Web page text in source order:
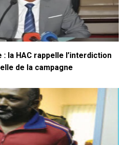
la HAC rappelle l’interdiction
de la campagne